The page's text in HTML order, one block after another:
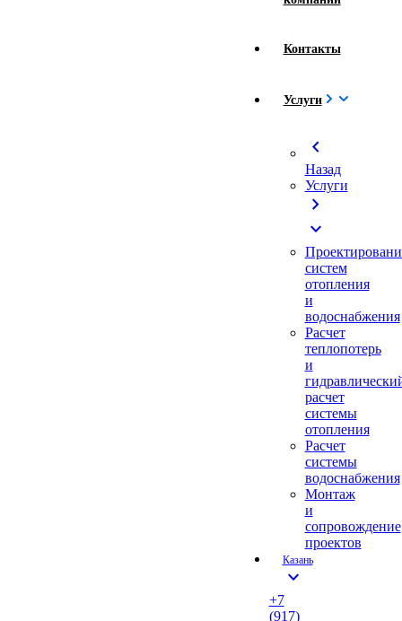
Контакты
Услуги
chevron_left
Назад
Услуги
chevron_right
expand_more
систем
отопления
и
водоснабжения
Расчет
теплопотерь
и
расчет
системы
отопления
Расчет
системы
водоснабжения
Монтаж
и
сопровождение
проектов
Казань
expand_more
+7
(917)